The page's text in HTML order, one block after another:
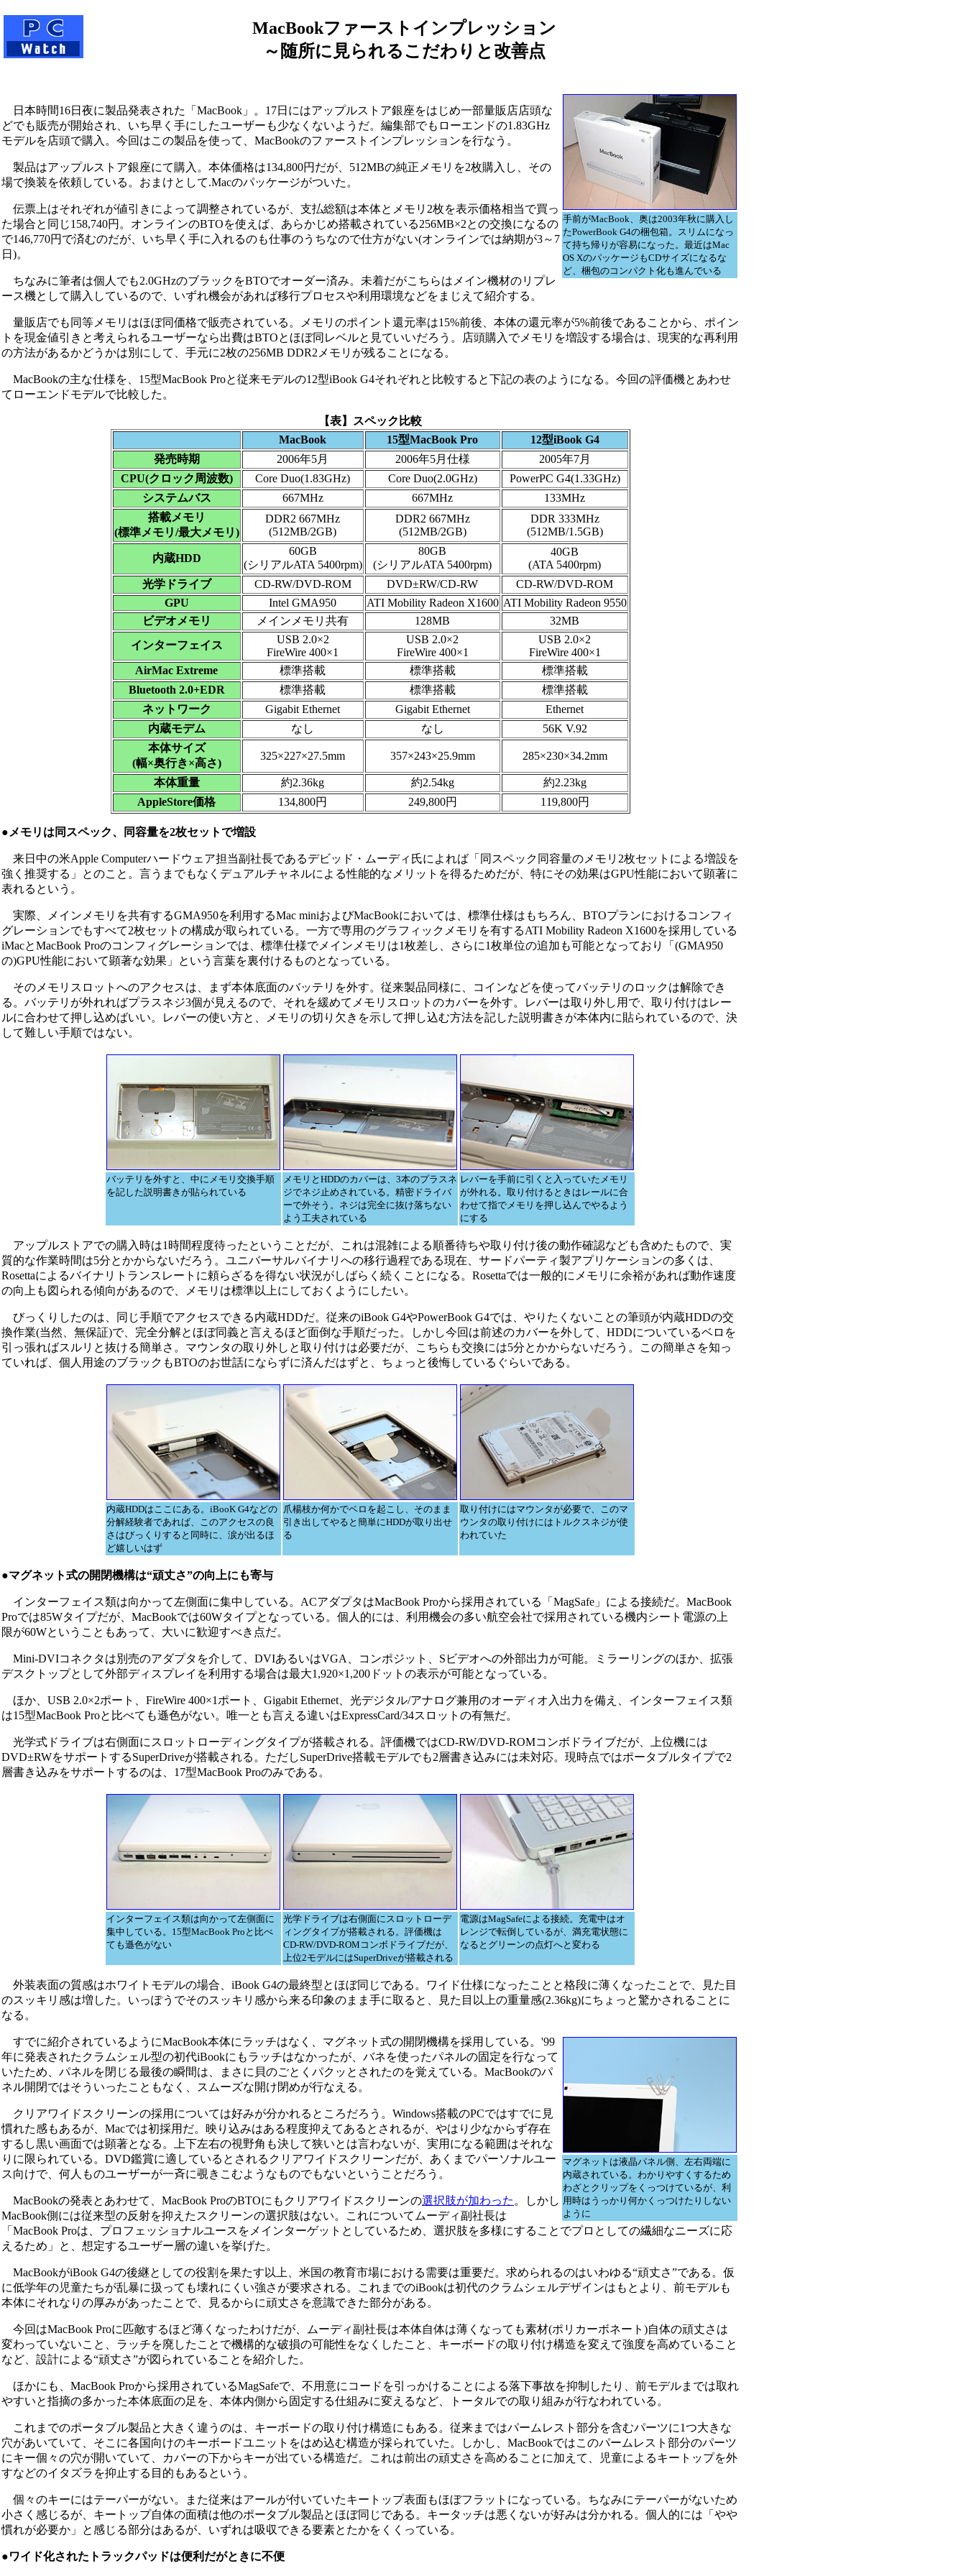
MacBookファーストインプレッション
～随所に見られるこだわりと改善点
手前がMacBook、奥は2003年秋に購入し
たPowerBook G4の梱包箱。スリムになっ
て持ち帰りが容易になった。最近はMac
OS XのパッケージもCDサイズになるな
ど、梱包のコンパクト化も進んでいる
日本時間16日夜に製品発表された「MacBook」。17日にはアップルストア銀座をはじめ一部量販店店頭な
どでも販売が開始され、いち早く手にしたユーザーも少なくないようだ。編集部でもローエンドの1.83GHz
モデルを店頭で購入。今回はこの製品を使って、MacBookのファーストインプレッションを行なう。
製品はアップルストア銀座にて購入。本体価格は134,800円だが、512MBの純正メモリを2枚購入し、その
場で換装を依頼している。おまけとして.Macのパッケージがついた。
伝票上はそれぞれが値引きによって調整されているが、支払総額は本体とメモリ2枚を表示価格相当で買っ
た場合と同じ158,740円。オンラインのBTOを使えば、あらかじめ搭載されている256MB×2との交換になるの
で146,770円で済むのだが、いち早く手に入れるのも仕事のうちなので仕方がない(オンラインでは納期が3～7
日)。
ちなみに筆者は個人でも2.0GHzのブラックをBTOでオーダー済み。未着だがこちらはメイン機材のリプレ
ース機として購入しているので、いずれ機会があれば移行プロセスや利用環境などをまじえて紹介する。
量販店でも同等メモリはほぼ同価格で販売されている。メモリのポイント還元率は15%前後、本体の還元率が5%前後であることから、ポイン
トを現金値引きと考えられるユーザーなら出費はBTOとほぼ同レベルと見ていいだろう。店頭購入でメモリを増設する場合は、現実的な再利用
の方法があるかどうかは別にして、手元に2枚の256MB DDR2メモリが残ることになる。
MacBookの主な仕様を、15型MacBook Proと従来モデルの12型iBook G4それぞれと比較すると下記の表のようになる。今回の評価機とあわせ
てローエンドモデルで比較した。
【表】スペック比較
MacBook
15型MacBook Pro
12型iBook G4
発売時期
2006年5月 2006年5月仕様
2005年7月
CPU(クロック周波数)
Core Duo(1.83GHz) Core Duo(2.0GHz)
PowerPC G4(1.33GHz)
システムバス
667MHz 667MHz
133MHz
搭載メモリ
(標準メモリ/最大メモリ)
DDR2 667MHz
(512MB/2GB)
DDR2 667MHz
(512MB/2GB)
DDR 333MHz
(512MB/1.5GB)
内蔵HDD
60GB
(シリアルATA 5400rpm)
80GB
(シリアルATA 5400rpm)
40GB
(ATA 5400rpm)
光学ドライブ
CD-RW/DVD-ROM DVD±RW/CD-RW
CD-RW/DVD-ROM
GPU
Intel GMA950 ATI Mobility Radeon X1600 ATI Mobility Radeon 9550
ビデオメモリ
メインメモリ共有 128MB
32MB
インターフェイス
USB 2.0×2
FireWire 400×1
USB 2.0×2
FireWire 400×1
USB 2.0×2
FireWire 400×1
AirMac Extreme
標準搭載 標準搭載
標準搭載
Bluetooth 2.0+EDR
標準搭載 標準搭載
標準搭載
ネットワーク
Gigabit Ethernet Gigabit Ethernet
Ethernet
内蔵モデム
なし なし
56K V.92
本体サイズ
(幅×奥行き×高さ)
325×227×27.5mm 357×243×25.9mm 285×230×34.2mm
本体重量 約2.36kg 約2.54kg
約2.23kg
AppleStore価格
134,800円 249,800円 119,800円
●メモリは同スペック、同容量を2枚セットで増設
来日中の米Apple Computerハードウェア担当副社長であるデビッド・ムーディ氏によれば「同スペック同容量のメモリ2枚セットによる増設を
強く推奨する」とのこと。言うまでもなくデュアルチャネルによる性能的なメリットを得るためだが、特にその効果はGPU性能において顕著に
表れるという。
実際、メインメモリを共有するGMA950を利用するMac miniおよびMacBookにおいては、標準仕様はもちろん、BTOプランにおけるコンフィ
グレーションでもすべて2枚セットの構成が取られている。一方で専用のグラフィックメモリを有するATI Mobility Radeon X1600を採用している
iMacとMacBook Proのコンフィグレーションでは、標準仕様でメインメモリは1枚差し、さらに1枚単位の追加も可能となっており「(GMA950
の)GPU性能において顕著な効果」という言葉を裏付けるものとなっている。
そのメモリスロットへのアクセスは、まず本体底面のバッテリを外す。従来製品同様に、コインなどを使ってバッテリのロックは解除でき
る。バッテリが外れればプラスネジ3個が見えるので、それを緩めてメモリスロットのカバーを外す。レバーは取り外し用で、取り付けはレー
ルに合わせて押し込めばいい。レバーの使い方と、メモリの切り欠きを示して押し込む方法を記した説明書きが本体内に貼られているので、決
して難しい手順ではない。
バッテリを外すと、中にメモリ交換手順
を記した説明書きが貼られている
メモリとHDDのカバーは、3本のプラスネ
ジでネジ止めされている。精密ドライバ
ーで外そう。ネジは完全に抜け落ちない
よう工夫されている
レバーを手前に引くと入っていたメモリ
が外れる。取り付けるときはレールに合
わせて指でメモリを押し込んでやるよう
にする
アップルストアでの購入時は1時間程度待ったということだが、これは混雑による順番待ちや取り付け後の動作確認なども含めたもので、実
質的な作業時間は5分とかからないだろう。ユニバーサルバイナリへの移行過程である現在、サードパーティ製アプリケーションの多くは、
Rosettaによるバイナリトランスレートに頼らざるを得ない状況がしばらく続くことになる。Rosettaでは一般的にメモリに余裕があれば動作速度
の向上も図られる傾向があるので、メモリは標準以上にしておくようにしたい。
びっくりしたのは、同じ手順でアクセスできる内蔵HDDだ。従来のiBook G4やPowerBook G4では、やりたくないことの筆頭が内蔵HDDの交
換作業(当然、無保証)で、完全分解とほぼ同義と言えるほど面倒な手順だった。しかし今回は前述のカバーを外して、HDDについているベロを
引っ張ればスルリと抜ける簡単さ。マウンタの取り外しと取り付けは必要だが、こちらも交換には5分とかからないだろう。この簡単さを知っ
ていれば、個人用途のブラックもBTOのお世話にならずに済んだはずと、ちょっと後悔しているぐらいである。
内蔵HDDはここにある。iBooK G4などの
分解経験者であれば、このアクセスの良
さはびっくりすると同時に、涙が出るほ
ど嬉しいはず
爪楊枝か何かでベロを起こし、そのまま
引き出してやると簡単にHDDが取り出せ
る
取り付けにはマウンタが必要で、このマ
ウンタの取り付けにはトルクスネジが使
われていた
●マグネット式の開閉機構は“頑丈さ”の向上にも寄与
インターフェイス類は向かって左側面に集中している。ACアダプタはMacBook Proから採用されている「MagSafe」による接続だ。MacBook
Proでは85Wタイプだが、MacBookでは60Wタイプとなっている。個人的には、利用機会の多い航空会社で採用されている機内シート電源の上
限が60Wということもあって、大いに歓迎すべき点だ。
Mini-DVIコネクタは別売のアダプタを介して、DVIあるいはVGA、コンポジット、Sビデオへの外部出力が可能。ミラーリングのほか、拡張
デスクトップとして外部ディスプレイを利用する場合は最大1,920×1,200ドットの表示が可能となっている。
ほか、USB 2.0×2ポート、FireWire 400×1ポート、Gigabit Ethernet、光デジタル/アナログ兼用のオーディオ入出力を備え、インターフェイス類
は15型MacBook Proと比べても遜色がない。唯一とも言える違いはExpressCard/34スロットの有無だ。
光学式ドライブは右側面にスロットローディングタイプが搭載される。評価機ではCD-RW/DVD-ROMコンボドライブだが、上位機には
DVD±RWをサポートするSuperDriveが搭載される。ただしSuperDrive搭載モデルでも2層書き込みには未対応。現時点ではポータブルタイプで2
層書き込みをサポートするのは、17型MacBook Proのみである。
インターフェイス類は向かって左側面に
集中している。15型MacBook Proと比べ
ても遜色がない
光学ドライブは右側面にスロットローデ
ィングタイプが搭載される。評価機は
CD-RW/DVD-ROMコンボドライブだが、
上位2モデルにはSuperDriveが搭載される
電源はMagSafeによる接続。充電中はオ
レンジで転倒しているが、満充電状態に
なるとグリーンの点灯へと変わる
外装表面の質感はホワイトモデルの場合、iBook G4の最終型とほぼ同じである。ワイド仕様になったことと格段に薄くなったことで、見た目
のスッキリ感は増した。いっぽうでそのスッキリ感から来る印象のまま手に取ると、見た目以上の重量感(2.36kg)にちょっと驚かされることに
なる。
マグネットは液晶パネル側、左右両端に
内蔵されている。わかりやすくするため
わざとクリップをくっつけているが、利
用時はうっかり何かくっつけたりしない
ように
すでに紹介されているようにMacBook本体にラッチはなく、マグネット式の開閉機構を採用している。'99
年に発表されたクラムシェル型の初代iBookにもラッチはなかったが、バネを使ったパネルの固定を行なって
いたため、パネルを閉じる最後の瞬間は、まさに貝のごとくパクッとされたのを覚えている。MacBookのパ
ネル開閉ではそういったこともなく、スムーズな開け閉めが行なえる。
クリアワイドスクリーンの採用については好みが分かれるところだろう。Windows搭載のPCではすでに見
慣れた感もあるが、Macでは初採用だ。映り込みはある程度抑えてあるとされるが、やはり少なからず存在
するし黒い画面では顕著となる。上下左右の視野角も決して狭いとは言わないが、実用になる範囲はそれな
りに限られている。DVD鑑賞に適しているとされるクリアワイドスクリーンだが、あくまでパーソナルユー
ス向けで、何人ものユーザーが一斉に覗きこむようなものでもないということだろう。
MacBookの発表とあわせて、MacBook ProのBTOにもクリアワイドスクリーンの選択肢が加わった 。しかし
MacBook側には従来型の反射を抑えたスクリーンの選択肢はない。これについてムーディ副社長は
「MacBook Proは、プロフェッショナルユースをメインターゲットとしているため、選択肢を多様にすることでプロとしての繊細なニーズに応
えるため」と、想定するユーザー層の違いを挙げた。
MacBookがiBook G4の後継としての役割を果たす以上、米国の教育市場における需要は重要だ。求められるのはいわゆる“頑丈さ”である。仮
に低学年の児童たちが乱暴に扱っても壊れにくい強さが要求される。これまでのiBookは初代のクラムシェルデザインはもとより、前モデルも
本体にそれなりの厚みがあったことで、見るからに頑丈さを意識できた部分がある。
今回はMacBook Proに匹敵するほど薄くなったわけだが、ムーディ副社長は本体自体は薄くなっても素材(ポリカーボネート)自体の頑丈さは
変わっていないこと、ラッチを廃したことで機構的な破損の可能性をなくしたこと、キーボードの取り付け構造を変えて強度を高めていること
など、設計による“頑丈さ”が図られていることを紹介した。
ほかにも、MacBook Proから採用されているMagSafeで、不用意にコードを引っかけることによる落下事故を抑制したり、前モデルまでは取れ
やすいと指摘の多かった本体底面の足を、本体内側から固定する仕組みに変えるなど、トータルでの取り組みが行なわれている。
これまでのポータブル製品と大きく違うのは、キーボードの取り付け構造にもある。従来まではパームレスト部分を含むパーツに1つ大きな
穴があいていて、そこに各国向けのキーボードユニットをはめ込む構造が採られていた。しかし、MacBookではこのパームレスト部分のパーツ
にキー個々の穴が開いていて、カバーの下からキーが出ている構造だ。これは前出の頑丈さを高めることに加えて、児童によるキートップを外
すなどのイタズラを抑止する目的もあるという。
個々のキーにはテーパーがない。また従来はアールが付いていたキートップ表面もほぼフラットになっている。ちなみにテーパーがないため
小さく感じるが、キートップ自体の面積は他のポータブル製品とほぼ同じである。キータッチは悪くないが好みは分かれる。個人的には「やや
慣れが必要か」と感じる部分はあるが、いずれは吸収できる要素とたかをくくっている。
●ワイド化されたトラックパッドは便利だがときに不便